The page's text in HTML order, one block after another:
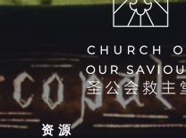
资源